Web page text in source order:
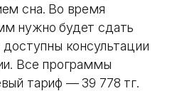
сна. Во время
нужно будет сдать
консультации
Все программы
тариф — 39 778 тг.